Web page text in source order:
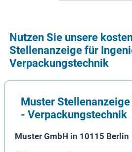
Nutzen Sie unsere
Stellenanzeige für
Verpackungstechnik
Muster
- Verpackungstechnik
Muster GmbH in 10115 Berlin